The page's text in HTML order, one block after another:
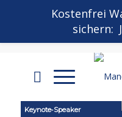
Kontakt
Mandat
Keynote‑Speaker
Kostenfrei
sichern: